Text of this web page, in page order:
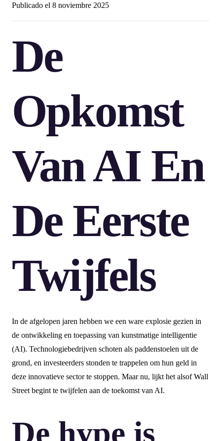
Publicado el 8 noviembre 2025
De
Opkomst
Van AI En
De Eerste
Twijfels
In de afgelopen jaren hebben we een ware explosie gezien in
de ontwikkeling en toepassing van kunstmatige intelligentie
(AI). Technologiebedrijven schoten als paddenstoelen uit de
grond, en investeerders stonden te trappelen om hun geld in
deze innovatieve sector te stoppen. Maar nu, lijkt het alsof Wall
Street begint te twijfelen aan de toekomst van AI.
De hype is